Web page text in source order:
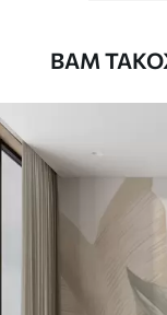
Стандарт
831499 /м²
Преміум
грн/м²
ВАМ